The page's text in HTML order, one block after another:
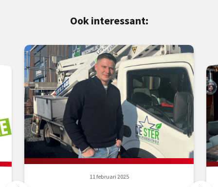
Ook interessant:
11 februari 2025